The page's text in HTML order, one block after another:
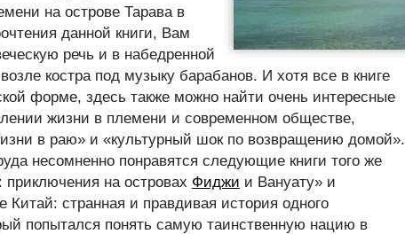
на острове Тарава в
данной книги, Вам
речь и в набедренной
костра под музыку барабанов. И хотя все в книге
форме, здесь также можно найти очень интересные
жизни в племени и современном обществе,
в раю» и «культурный шок по возвращению домой».
несомненно понравятся следующие книги того же
приключения на островах Фиджи и Вануату» и
Китай: странная и правдивая история одного
попытался понять самую таинственную нацию в